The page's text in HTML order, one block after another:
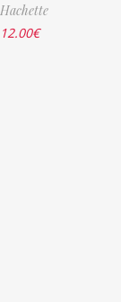
Hachette
12.00€